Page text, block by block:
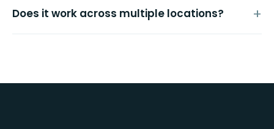
Does it work across multiple locations?